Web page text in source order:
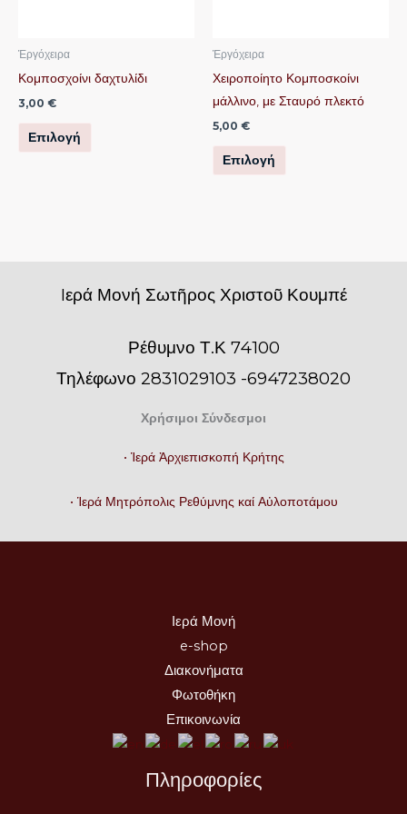
Ἐργόχειρα
Κομποσχοίνι δαχτυλίδι
3,00 €
Επιλογή
να
στη
Ἐργόχειρα
Χειροποίητο Κομποσκοίνι
μάλλινο, με Σταυρό πλεκτό
5,00 €
Επιλογή
να
επιλεγούν
σελίδα
Iερά Μονή Σωτῆρος Χριστοῦ Κουμπέ
Ρέθυμνο Τ.Κ 74100
Τηλέφωνο 2831029103 -6947238020
Χρήσιμοι Σύνδεσμοι
• Ἱερά Ἀρχιεπισκοπή Κρήτης
• Ἱερά Μητρόπολις Ρεθύμνης καί Αὐλοποτάμου
Ιερά Μονή
e-shop
Διακονήματα
Φωτοθήκη
Επικοινωνία
Πληροφορίες